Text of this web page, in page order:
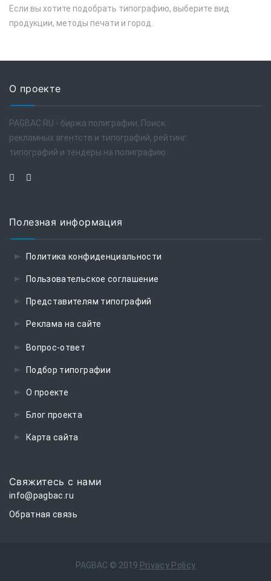
Если вы хотите подобрать типографию, выберите вид
продукции, методы печати и город.
О проекте
PAGBAC.RU - биржа полиграфии. Поиск
рекламных агентств и типографий, рейтинг
типографий и тендеры на полиграфию.
Полезная информация
Политика конфиденциальности
Пользовательское соглашение
Представителям типографий
Реклама на сайте
Вопрос-ответ
Подбор типографии
О проекте
Блог проекта
Карта сайта
Свяжитесь с нами
info@pagbac.ru
Обратная связь
PAGBAC © 2019 Privacy Policy